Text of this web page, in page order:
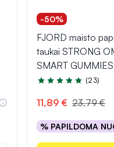
-50%
FJORD maisto
taukai STRONG
SMART
Įvertinimas 5.0 iš 5
(23)
11,89 € 23,79 €
% PAPILDOMA